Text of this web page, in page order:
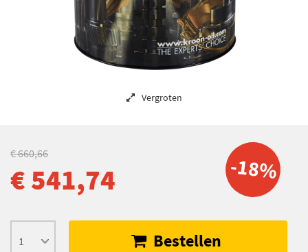
Vergroten
-18%
€ 660,66
€ 541,74
Bestellen